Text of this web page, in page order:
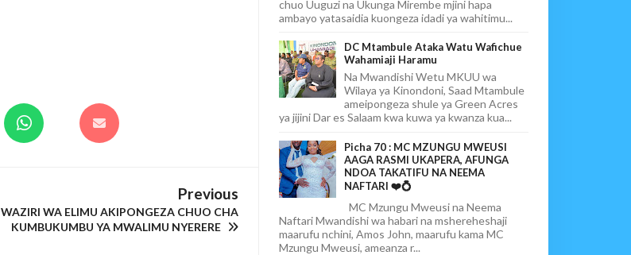
Previous
WAZIRI WA ELIMU AKIPONGEZA CHUO CHA
KUMBUKUMBU YA MWALIMU NYERERE
chuo Uuguzi na Ukunga Mirembe mjini hapa
ambayo yatasaidia kuongeza idadi ya wahitimu...
DC Mtambule Ataka Watu Wafichue
Wahamiaji Haramu
Na Mwandishi Wetu MKUU wa
Wilaya ya Kinondoni, Saad Mtambule
ameipongeza shule ya Green Acres
ya jijini Dar es Salaam kwa kuwa ya kwanza kua...
Picha 70 : MC MZUNGU MWEUSI
AAGA RASMI UKAPERA, AFUNGA
NDOA TAKATIFU NA NEEMA
NAFTARI ❤️💍
MC Mzungu Mweusi na Neema
Naftari Mwandishi wa habari na mshereheshaji
maarufu nchini, Amos John, maarufu kama MC
Mzungu Mweusi, ameanza r...